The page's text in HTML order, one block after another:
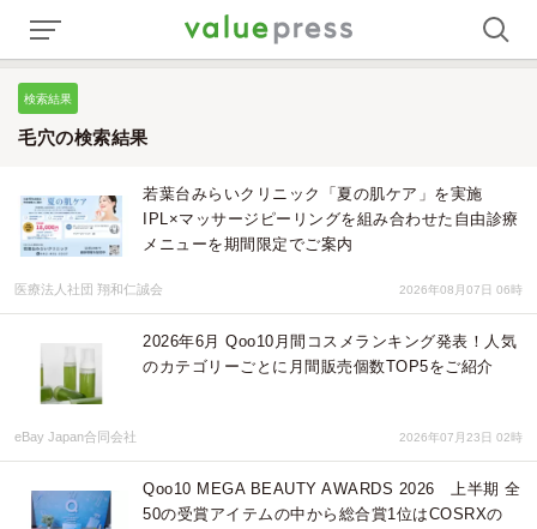
検索結果
毛穴の検索結果
若葉台みらいクリニック「夏の肌ケア」を実施
IPL×マッサージピーリングを組み合わせた自由診療
メニューを期間限定でご案内
医療法人社団 翔和仁誠会 2026年08月07日 06時
2026年6月 Qoo10月間コスメランキング発表！人気
のカテゴリーごとに月間販売個数TOP5をご紹介
eBay Japan合同会社 2026年07月23日 02時
Qoo10 MEGA BEAUTY AWARDS 2026 上半期 全
50の受賞アイテムの中から総合賞1位はCOSRXの